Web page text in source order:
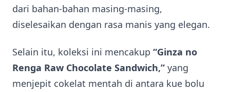
dari bahan-bahan masing-masing,
diselesaikan dengan rasa manis yang elegan.
Selain itu, koleksi ini mencakup “Ginza no
Renga Raw Chocolate Sandwich,” yang
menjepit cokelat mentah di antara kue bolu